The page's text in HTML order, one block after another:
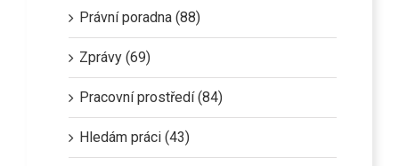
Právní poradna (88)
Zprávy (69)
Pracovní prostředí (84)
Hledám práci (43)